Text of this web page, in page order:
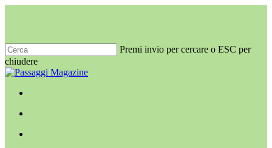
principale
Premi invio per cercare o ESC per
chiudere
Chiudi